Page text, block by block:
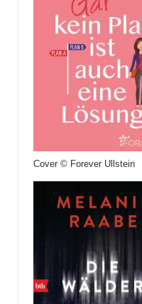
Cover © Forever Ullstein